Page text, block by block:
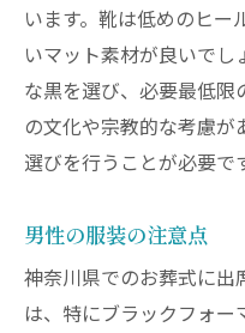
います。靴は低めのヒ
いマット素材が良いで
な黒を選び、必要最低限
の文化や宗教的な考慮
選びを行うことが必要で
男性の服装の注意点
神奈川県でのお葬式に
は、特にブラックフォ